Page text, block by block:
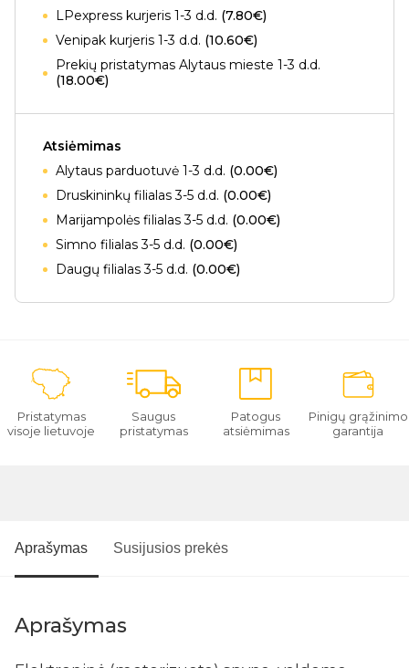
LPexpress kurjeris 1-3 d.d. (7.80€)
Venipak kurjeris 1-3 d.d. (10.60€)
Prekių pristatymas Alytaus mieste 1-3 d.d.
(18.00€)
Atsiėmimas
Alytaus parduotuvė 1-3 d.d. (0.00€)
Druskininkų filialas 3-5 d.d. (0.00€)
Marijampolės filialas 3-5 d.d. (0.00€)
Simno filialas 3-5 d.d. (0.00€)
Daugų filialas 3-5 d.d. (0.00€)
Pristatymas
visoje lietuvoje
Saugus
pristatymas
Patogus
atsiėmimas
Pinigų grąžinimo
garantija
Aprašymas Susijusios prekės
Aprašymas